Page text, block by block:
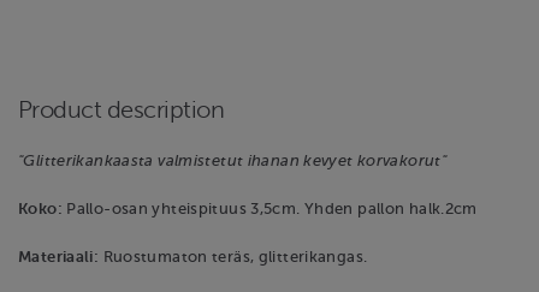
Product description
"Glitterikankaasta valmistetut ihanan kevyet korvakorut"
Koko: Pallo-osan yhteispituus 3,5cm. Yhden pallon halk.2cm
Materiaali: Ruostumaton teräs, glitterikangas.